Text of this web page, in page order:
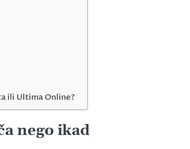
ili Ultima Online?
nego ikad